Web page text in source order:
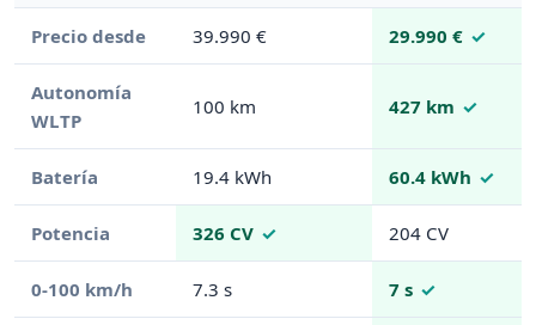
Precio desde 39.990 € 29.990 €
Autonomía
WLTP
100 km 427 km
Batería 19.4 kWh 60.4 kWh
Potencia 326 CV 204 CV
0-100 km/h 7.3 s 7 s